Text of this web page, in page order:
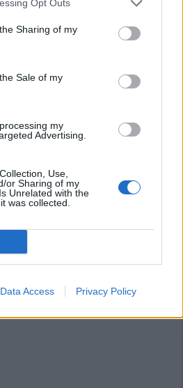
Opt Outs
Sharing of my
Sale of my
my
Advertising.
Use,
or Sharing of my
Unrelated with the
was collected.
Data Access Privacy Policy
Tortolì: arriva il centrocampista
torna in Eccellenza,
va in Promozione, Golfo
l'ex presidente Canu: «Lasciai i
non si iscrive, Meloni:
nel far fronte alle vertenze
Cattide è il nuovo tecnico